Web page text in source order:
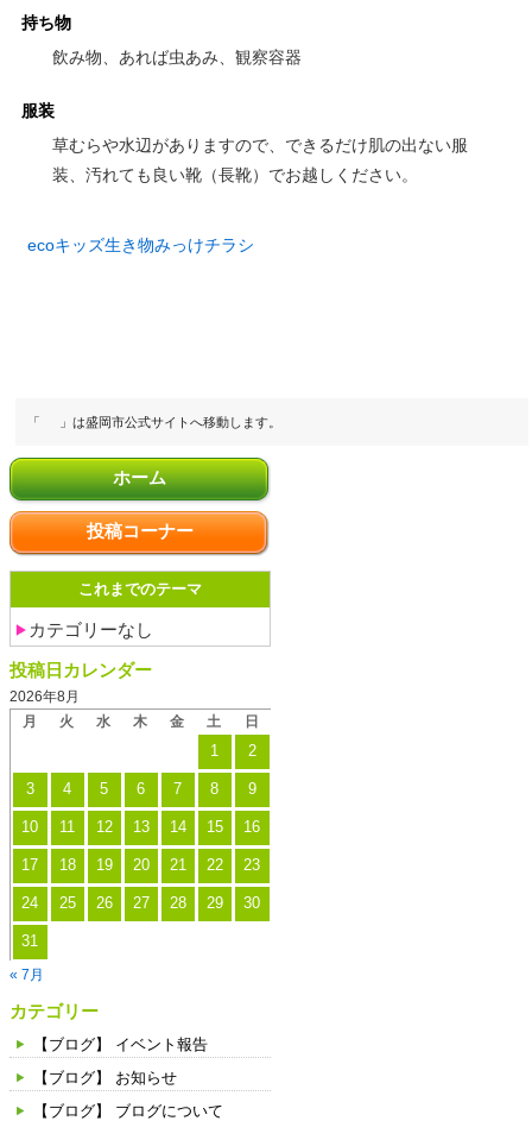
ホーム
投稿コーナー
これまでのテーマ
カテゴリーなし
投稿日カレンダー
2026年8月
月
火 水 木 金 土 日
1 2
3 4 5 6 7 8 9
10 11 12 13 14 15 16
17 18 19 20 21 22 23
24 25 26 27 28 29 30
31
« 7月
カテゴリー
【ブログ】 イベント報告
【ブログ】 お知らせ
【ブログ】 ブログについて
持ち物
飲み物、あれば虫あみ、観察容器
服装
草むらや水辺がありますので、できるだけ肌の出ない服
装、汚れても良い靴（長靴）でお越しください。
ecoキッズ生き物みっけチラシ
「 」は盛岡市公式サイトへ移動します。